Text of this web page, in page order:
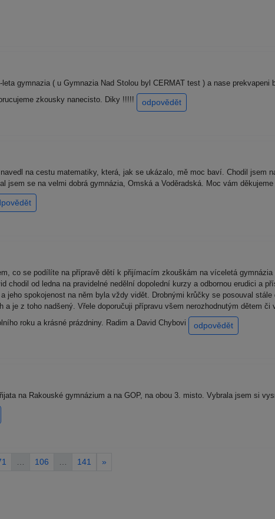
gymnazia ( u Gymnazia Nad Stolou byl CERMAT test ) a nase prekvapeni
zkousky nanecisto. Diky !!!!!
odpovědět
na cestu matematiky, která, jak se ukázalo, mě moc baví. Chodil jsem
se na velmi dobrá gymnázia, Omská a Voděradská. Moc vám
co se podílíte na přípravě dětí k přijímacím zkouškám na víceletá gymnázia
chodil od ledna na pravidelné nedělní dopolední kurzy a odbornou erudici a
spokojenost na něm byla vždy vidět. Drobnými krůčky se posouval stále
je z toho nadšený. Vřele doporučuji přípravu všem nerozhodnutým dětem
roku a krásné prázdniny. Radim a David Chybovi
odpovědět
na Rakouské gymnázium a na GOP, na obou 3. misto. Vybrala jsem si
106 141 »